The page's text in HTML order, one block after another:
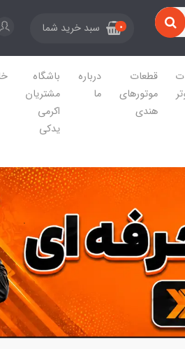
0 سبد خرید شما
قطعات
موتورهای
هندی
درباره
ما
باشگاه
مشتریان
اکرمی
یدکی